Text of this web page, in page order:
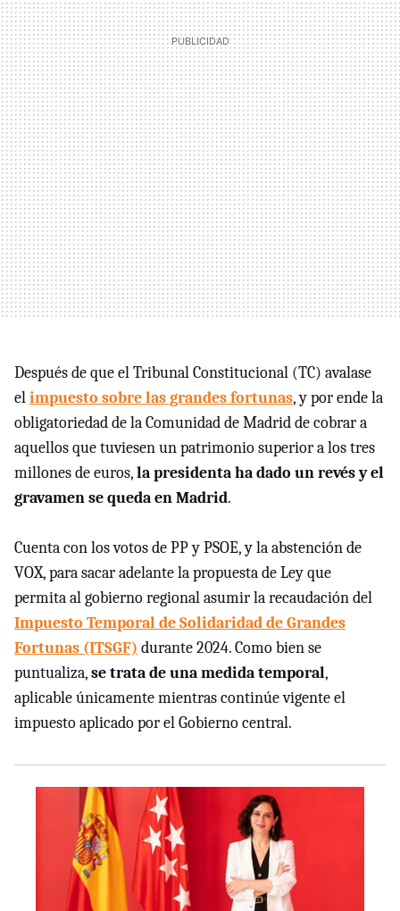
Después de que el Tribunal Constitucional (TC) avalase
elimpuesto sobre las grandes fortunas, y por ende la
obligatoriedad de la Comunidad de Madrid de cobrar a
aquellos que tuviesen un patrimonio superior a los tres
millones de euros,la presidenta ha dado un revés y el
gravamen se queda en Madrid.
Cuenta con los votos de PP y PSOE, y la abstención de
VOX, para sacar adelante la propuesta de Ley que
permita al gobierno regional asumir la recaudación del
Impuesto Temporal de Solidaridad de Grandes
Fortunas (ITSGF) durante 2024. Como bien se
puntualiza,se trata de una medida temporal,
aplicable únicamente mientras continúe vigente el
impuesto aplicado por el Gobierno central.